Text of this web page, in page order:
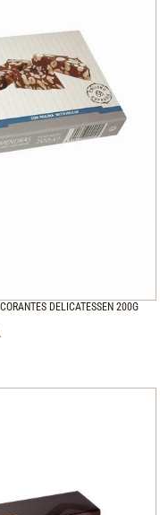
DELICATESSEN 200G